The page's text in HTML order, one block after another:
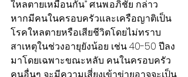
ใหลตายเหมือนกัน” ศ.นพ.อภิชัย กล่าว
หากมีคนในครอบครัวและเครือญาติเป็น
โรคใหลตายหรือเสียชีวิตโดยไม่ทราบ
สาเหตุในช่วงอายุยังน้อย เช่น 40-50 ปีลง
มาโดยเฉพาะขณะหลับ คนในครอบครัว